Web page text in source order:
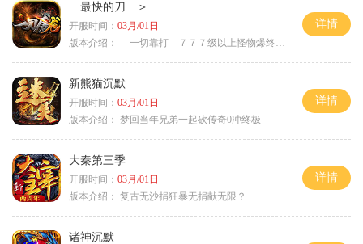
最快的刀 ＞
开服时间： 03月/01日
版本介绍：
一切靠打 ７７７级以上怪物爆终极 ＞
详情
新熊猫沉默
开服时间： 03月/01日
版本介绍： 梦回当年兄弟一起砍传奇0冲终极
详情
大秦第三季
开服时间： 03月/01日
版本介绍： 复古无沙捐狂暴无捐献无限？
详情
诸神沉默